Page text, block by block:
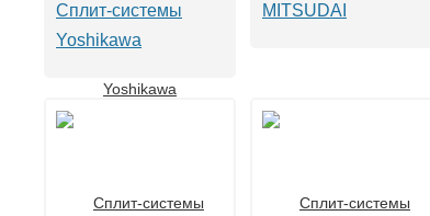
Сплит-системы
Yoshikawa
MITSUDAI